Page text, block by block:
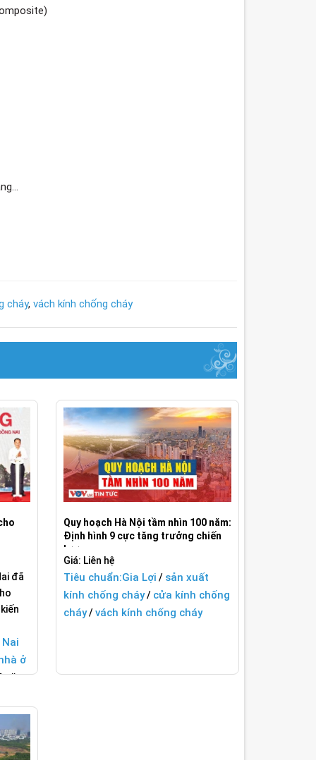
cháy, vách kính chống cháy
đã
ở
căn
Quy hoạch Hà Nội tầm nhìn 100 năm:
Định hình 9 cực tăng trưởng chiến
lược
Giá: Liên hệ
Tiêu chuẩn:Gia Lợi / sản xuất
kính chống cháy/ cửa kính chống
cháy/ vách kính chống cháy